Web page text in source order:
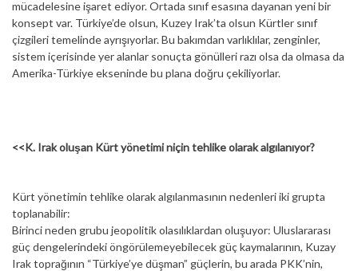
mücadelesine işaret ediyor. Ortada sınıf esasına dayanan yeni bir
konsept var. Türkiye’de olsun, Kuzey Irak’ta olsun Kürtler sınıf
çizgileri temelinde ayrışıyorlar. Bu bakımdan varlıklılar, zenginler,
sistem içerisinde yer alanlar sonuçta gönülleri razı olsa da olmasa da
Amerika-Türkiye ekseninde bu plana doğru çekiliyorlar.
<<K. Irak oluşan Kürt yönetimi niçin tehlike olarak algılanıyor?
Kürt yönetimin tehlike olarak algılanmasının nedenleri iki grupta
toplanabilir:
Birinci neden grubu jeopolitik olasılıklardan oluşuyor: Uluslararası
güç dengelerindeki öngörülemeyebilecek güç kaymalarının, Kuzay
Irak toprağının “Türkiye’ye düşman” güçlerin, bu arada PKK’nin,